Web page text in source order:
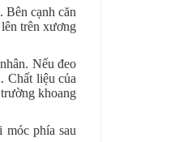
Bên cạnh căn
trên xương
Nếu đeo
Chất liệu của
khoang
phía sau